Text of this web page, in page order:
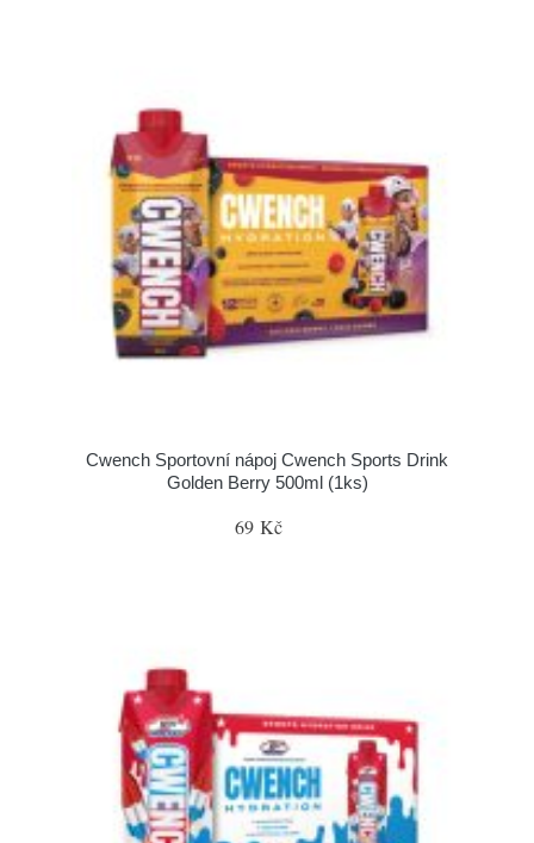
Cwench Sportovní nápoj Cwench Sports Drink
Golden Berry 500ml (1ks)
69 Kč